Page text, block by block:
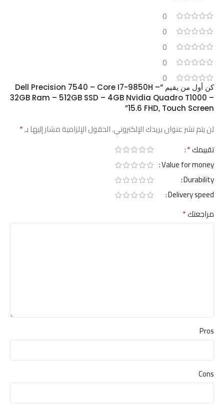
0
0
0
0
0
كن أول من يقيم “Dell Precision 7540 – Core I7-9850H –
32GB Ram – 512GB SSD – 4GB Nvidia Quadro T1000 –
15.6 FHD, Touch Screen”
لن يتم نشر عنوان بريدك الإلكتروني.الحقول الإلزامية مشار إليها بـ*
تقييمك*
Value for money
Durability
Delivery speed
مراجعتك*
Pros
Cons